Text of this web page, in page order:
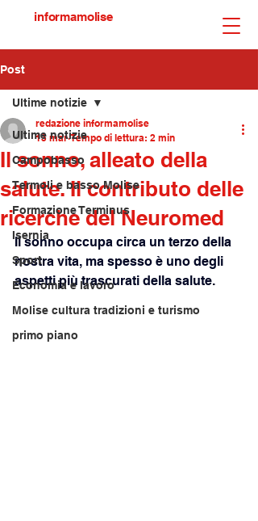
informamolise
Post
Ultime notizie
Campobasso
Termoli e basso Molise
Formazione Terminus
Isernia
Sport
Economia e lavoro
Molise cultura tradizioni e turismo
primo piano
Ultime notizie
Il sonno, alleato della
salute. Il contributo delle
ricerche del Neuromed
redazione informamolise
13 mar Tempo di lettura: 2 min
Il sonno occupa circa un terzo della
nostra vita, ma spesso è uno degli
aspetti più trascurati della salute.